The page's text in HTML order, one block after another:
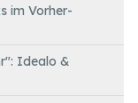
im Vorher-
Idealo &